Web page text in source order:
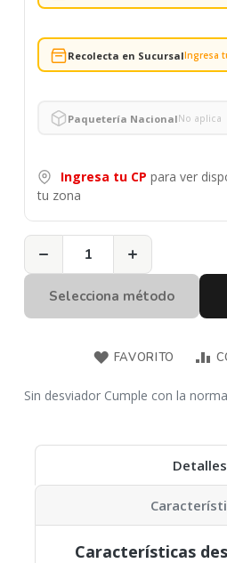
Recolecta en SucursalIngresa
Paquetería NacionalNo aplica
Ingresa tu CP para ver
tu zona
− +
Selecciona método
FAVORITO
Sin desviador Cumple con la
Detalles
Características